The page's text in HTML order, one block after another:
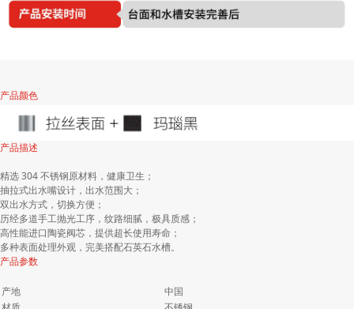
产品颜色
产品描述
精选 304 不锈钢原材料，健康卫生；
抽拉式出水嘴设计，出水范围大；
双出水方式，切换方便；
历经多道手工抛光工序，纹路细腻，极具质感；
高性能进口陶瓷阀芯，提供超长使用寿命；
多种表面处理外观，完美搭配石英石水槽。
产品参数
产地
中国